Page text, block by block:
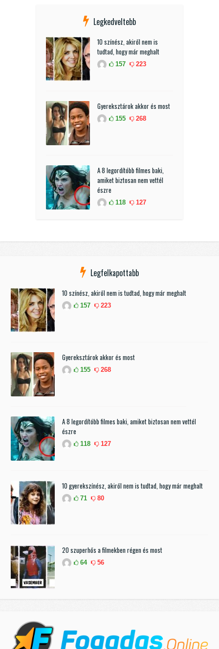
Legkedveltebb
10 színész, akiről nem is
tudtad, hogy már meghalt
157 223
Gyereksztárok akkor és most
155 268
A 8 legordítóbb filmes baki,
amiket biztosan nem vettél
észre
118 127
Legfelkapottabb
10 színész, akiről nem is tudtad, hogy már meghalt
157 223
Gyereksztárok akkor és most
155 268
A 8 legordítóbb filmes baki, amiket biztosan nem vettél
észre
118 127
10 gyerekszínész, akiről nem is tudtad, hogy már meghalt
71 80
20 szuperhős a filmekben régen és most
64 56